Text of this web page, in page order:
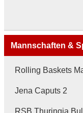
Mannschaften &
Rolling Baskets
Jena Caputs 2